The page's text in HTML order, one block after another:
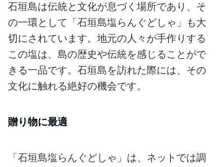
石垣島は伝統と文化が息づく場所であり、そ
の一環として「石垣島塩らんぐどしゃ」も大
切にされています。地元の人々が手作りする
この塩は、島の歴史や伝統を感じることがで
きる一品です。石垣島を訪れた際には、その
文化に触れる絶好の機会です。
贈り物に最適
「石垣島塩らんぐどしゃ」は、ネットでは調